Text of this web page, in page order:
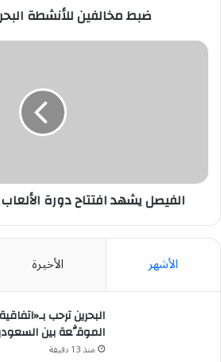
ضبط مخالفين للأنشطة
الفيصل
الفيصل يشهد افتتاح دورة
الأشهر الأخيرة
البحرين ترحب
الموقَّعة بين
منذ 13 دقيقة